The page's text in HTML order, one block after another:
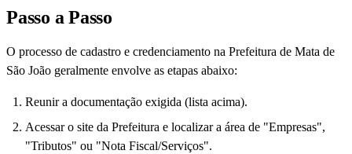
Passo a Passo
O processo de cadastro e credenciamento na Prefeitura de Mata de
São João geralmente envolve as etapas abaixo:
Reunir a documentação exigida (lista acima).
Acessar o site da Prefeitura e localizar a área de "Empresas",
"Tributos" ou "Nota Fiscal/Serviços".